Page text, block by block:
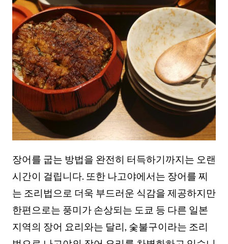
장어를 굽는 방법을 완전히 터득하기까지는 오랜
시간이 걸립니다. 또한 나고야에서는 장어를 찌
는 조리법으로 더욱 부드러운 식감을 제공하지만
한편으로는 풍미가 손상되는 도쿄 등 다른 일본
지역의 장어 요리와는 달리, 숯불구이라는 조리